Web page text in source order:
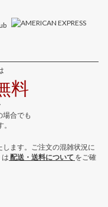
料
場合でも
ます。ご注文の混雑状況に
配送・送料について をご確